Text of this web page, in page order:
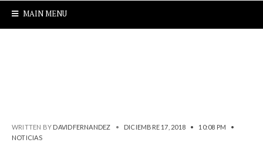
MAIN MENU
WRITTEN BY DAVIDFERNANDEZ • DICIEMBRE 17, 2018 • 10:08 PM
•
NOTICIAS